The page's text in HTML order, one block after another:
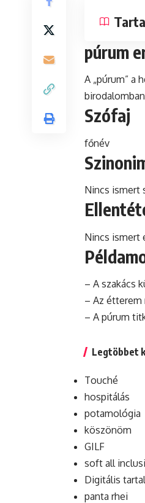
púrum
A „púrum” a
Szófaj
főnév
Nincs ismert
Nincs ismert
– A szakács
– Az étterem
– A púrum
Legtöbbet
Touché
hospitálás
potamológia
köszönöm
GILF
soft all
Digitális
panta rhei